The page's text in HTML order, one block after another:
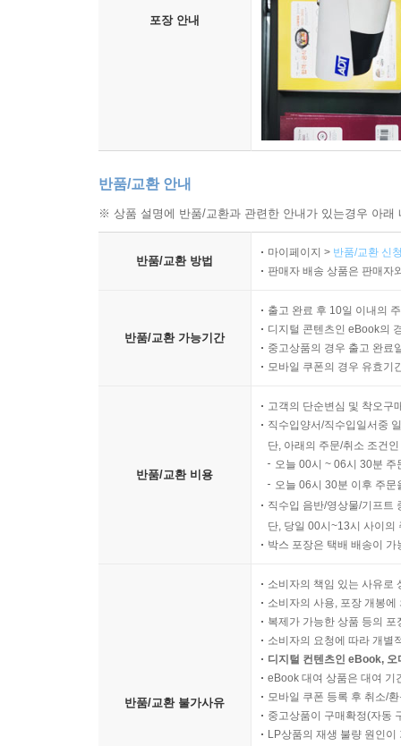
포장 안내
반품/교환 안내
※ 상품 설명에 반품/교환과 관련한 안내가 있는경우 아
반품/교환 방법
마이페이지 > 반품/교환 신
판매자 배송 상품은 판매자
반품/교환 가능기간
출고 완료 후 10일 이내의
디지털 콘텐츠인 eBook의
중고상품의 경우 출고 완료
모바일 쿠폰의 경우 유효기
반품/교환 비용
고객의 단순변심 및 착오구
직수입양서/직수입일서중
단, 아래의 주문/취소 조건
오늘 00시 ~ 06시 30분
오늘 06시 30분 이후 주
직수입 음반/영상물/기프트
단, 당일 00시~13시 사이의
박스 포장은 택배 배송이
반품/교환 불가사유
소비자의 책임 있는 사유로
소비자의 사용, 포장 개봉
복제가 가능한 상품 등의
소비자의 요청에 따라 개별
디지털 컨텐츠인 eBook,
eBook 대여 상품은 대여 기
모바일 쿠폰 등록 후 취소/
중고상품이 구매확정(자동
LP상품의 재생 불량 원인